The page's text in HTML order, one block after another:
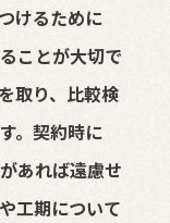
けるために
ことが大切で
取り、比較検
。契約時に
あれば遠慮せ
工期について